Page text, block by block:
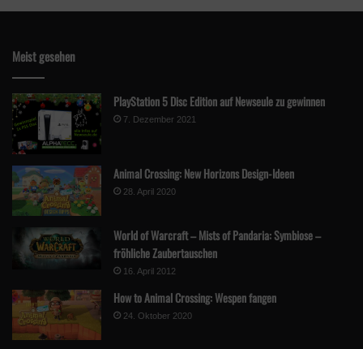
Meist gesehen
PlayStation 5 Disc Edition auf Newseule zu gewinnen
7. Dezember 2021
Animal Crossing: New Horizons Design-Ideen
28. April 2020
World of Warcraft – Mists of Pandaria: Symbiose –
fröhliche Zaubertauschen
16. April 2012
How to Animal Crossing: Wespen fangen
24. Oktober 2020